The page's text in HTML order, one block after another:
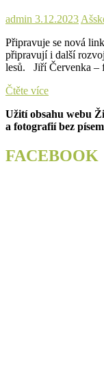
admin 3.12.2023
Připravuje se nová
připravují i další
lesů. Jiří Červenka
Čtěte víceAšské
se
snaží
svou
činnost
Užití obsahu webu
a fotografií bez
FACEBOOK